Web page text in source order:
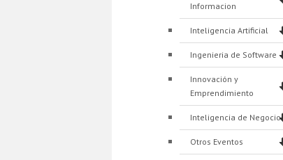
Informacion
Inteligencia Artificial
Ingenieria de Software
Innovación y
Emprendimiento
Inteligencia de Negocios
Otros Eventos